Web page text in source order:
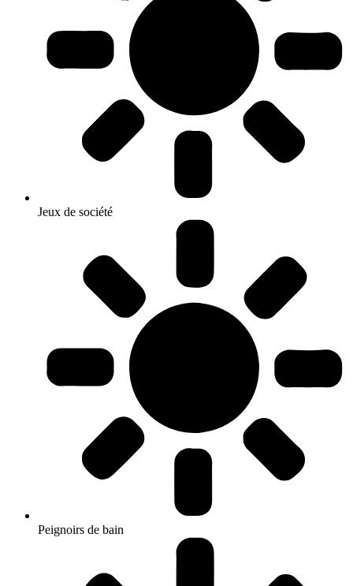
Jeux de société
Peignoirs de bain